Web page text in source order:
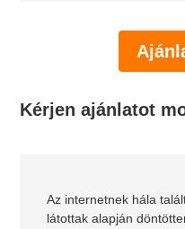
Kérjen ajánlatot
Az internetnek hála
látottak alapján